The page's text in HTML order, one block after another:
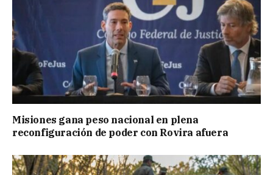
Misiones gana peso nacional en plena
reconfiguración de poder con Rovira afuera